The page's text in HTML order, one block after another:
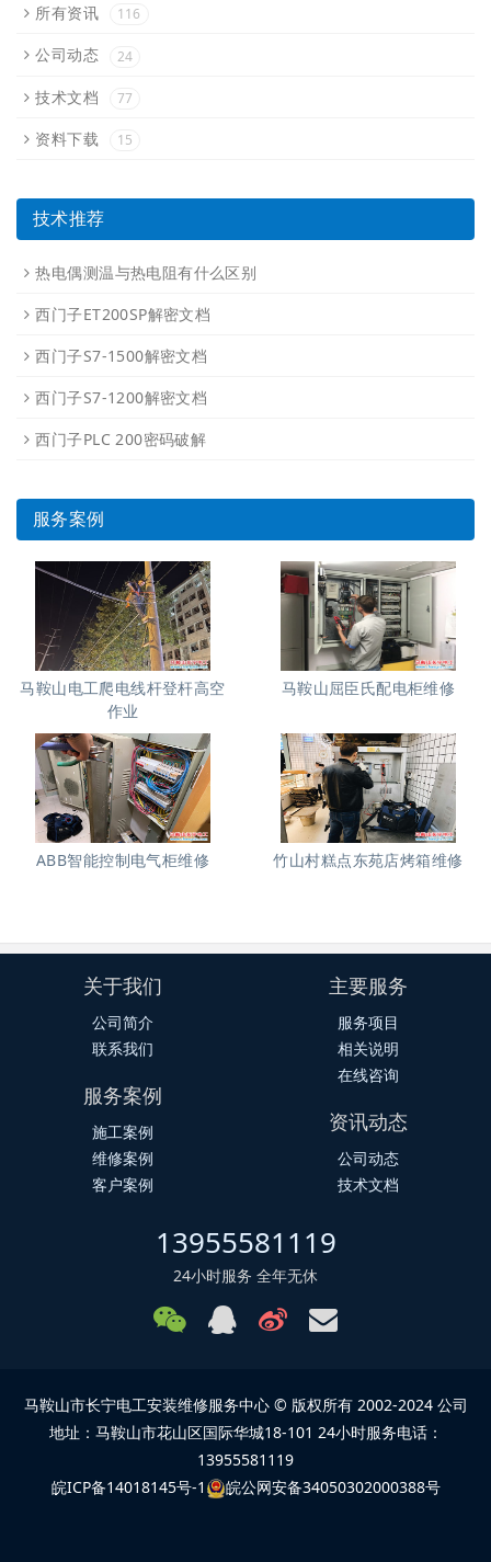
所有资讯 116
公司动态 24
技术文档 77
资料下载 15
技术推荐
热电偶测温与热电阻有什么区别
西门子ET200SP解密文档
西门子S7-1500解密文档
西门子S7-1200解密文档
西门子PLC 200密码破解
服务案例
马鞍山电工爬电线杆登杆高空
作业
马鞍山屈臣氏配电柜维修
ABB智能控制电气柜维修 竹山村糕点东苑店烤箱维修
关于我们
公司简介
联系我们
主要服务
服务项目
相关说明
在线咨询
服务案例
施工案例
维修案例
客户案例
资讯动态
公司动态
技术文档
13955581119
24小时服务 全年无休
马鞍山市长宁电工安装维修服务中心 © 版权所有 2002-2024 公司
地址：马鞍山市花山区国际华城18-101 24小时服务电话：
13955581119
皖ICP备14018145号-1
皖公网安备34050302000388号